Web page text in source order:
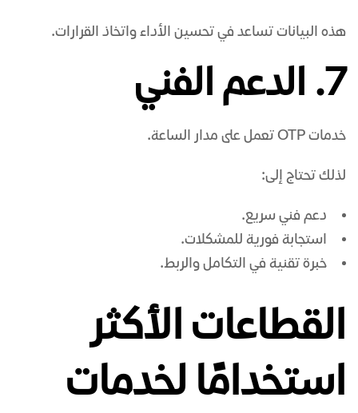
هذه البيانات تساعد في تحسين الأداء واتخاذ القرارات.
7. الدعم الفني
خدمات OTP تعمل على مدار الساعة.
لذلك تحتاج إلى:
دعم فني سريع.
استجابة فورية للمشكلات.
خبرة تقنية في التكامل والربط.
القطاعات الأكثر
استخدامًا لخدمات